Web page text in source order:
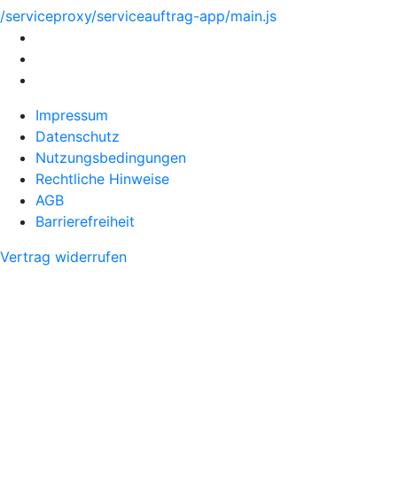
/serviceproxy/serviceauftrag-app/main.js
Impressum
Datenschutz
Nutzungsbedingungen
Rechtliche Hinweise
AGB
Barrierefreiheit
Vertrag widerrufen